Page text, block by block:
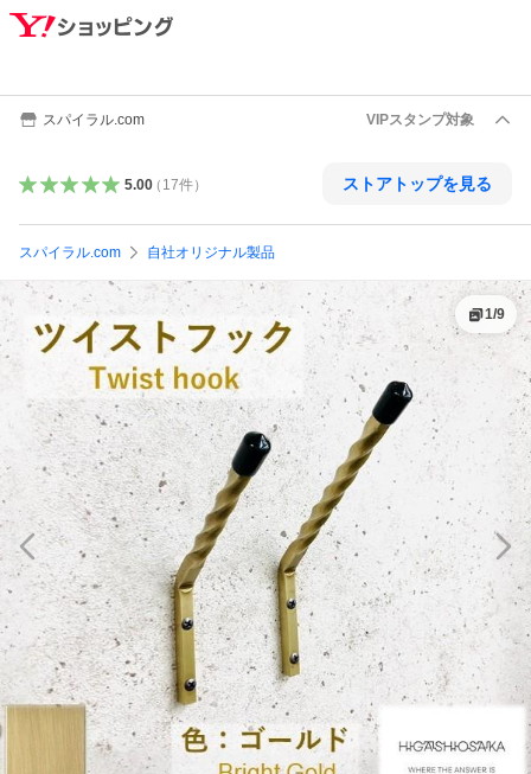
スパイラル.com VIPスタンプ対象
5.00（ 17件） ストアトップを見る
スパイラル.com 自社オリジナル製品
1/9